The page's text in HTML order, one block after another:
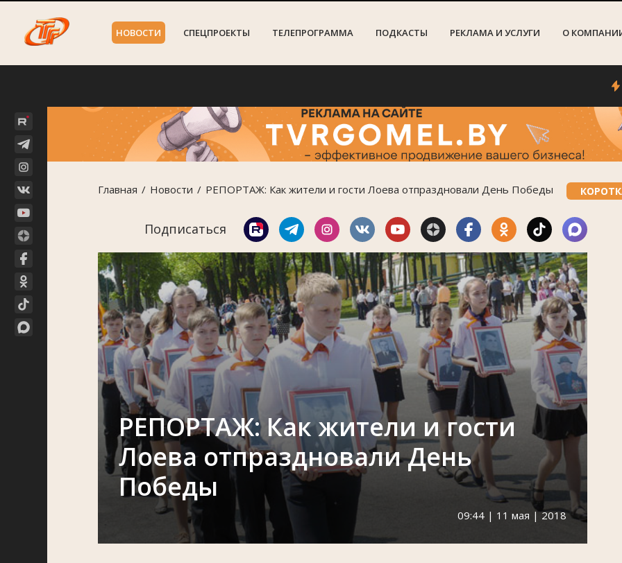
НОВОСТИ СПЕЦПРОЕКТЫ ТЕЛЕПРОГРАММА ПОДКАСТЫ РЕКЛАМА И УСЛУГИ О
В
Главная Новости РЕПОРТАЖ: Как жители и гости Лоева отпраздновали День Победы
Подписаться
РЕПОРТАЖ: Как жители и гости
Лоева отпраздновали День
Победы
09:44 | 11 мая | 2018